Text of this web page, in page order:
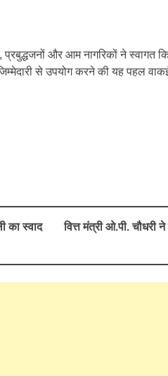
और आम नागरिकों ने स्वागत
से उपयोग करने की यह पहल
का स्वाद
वित्त मंत्री ओ.पी. चौधरी